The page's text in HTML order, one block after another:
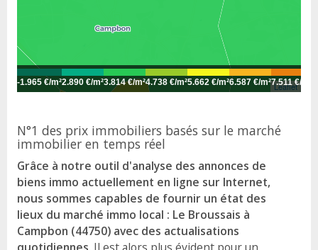
Leaflet
-1.965 €/m²2.890 €/m²3.814 €/m²4.738 €/m²5.662 €/m²6.587 €/m²7.511 €/m²
N°1 des prix immobiliers basés sur le marché
immobilier en temps réel
Grâce à notre outil d'analyse des annonces de
biens immo actuellement en ligne sur Internet,
nous sommes capables de fournir un état des
lieux du marché immo local : Le Broussais à
Campbon (44750) avec des actualisations
quotidiennes. Il est alors plus évident pour un